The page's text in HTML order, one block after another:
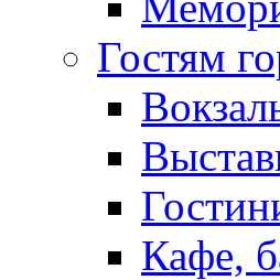
Гостям
Кафе,